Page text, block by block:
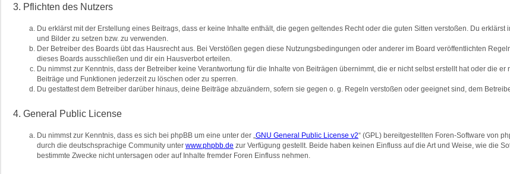
3. Pflichten des Nutzers
Du erklärst mit der Erstellung eines Beitrags, dass er keine Inhalte enthält, die gegen geltendes Recht oder die guten Sitten verstoßen. Du
und Bilder zu setzen bzw. zu verwenden.
Der Betreiber des Boards übt das Hausrecht aus. Bei Verstößen gegen diese Nutzungsbedingungen oder anderer im Board veröffentlichten
dieses Boards ausschließen und dir ein Hausverbot erteilen.
Du nimmst zur Kenntnis, dass der Betreiber keine Verantwortung für die Inhalte von Beiträgen übernimmt, die er nicht selbst erstellt hat oder die
Beiträge und Funktionen jederzeit zu löschen oder zu sperren.
Du gestattest dem Betreiber darüber hinaus, deine Beiträge abzuändern, sofern sie gegen o. g. Regeln verstoßen oder geeignet sind, dem
4. General Public License
Du nimmst zur Kenntnis, dass es sich bei phpBB um eine unter der „GNU General Public License v2“ (GPL) bereitgestellten Foren-Software von
durch die deutschsprachige Community unter www.phpbb.de zur Verfügung gestellt. Beide haben keinen Einfluss auf die Art und Weise, wie die
bestimmte Zwecke nicht untersagen oder auf Inhalte fremder Foren Einfluss nehmen.